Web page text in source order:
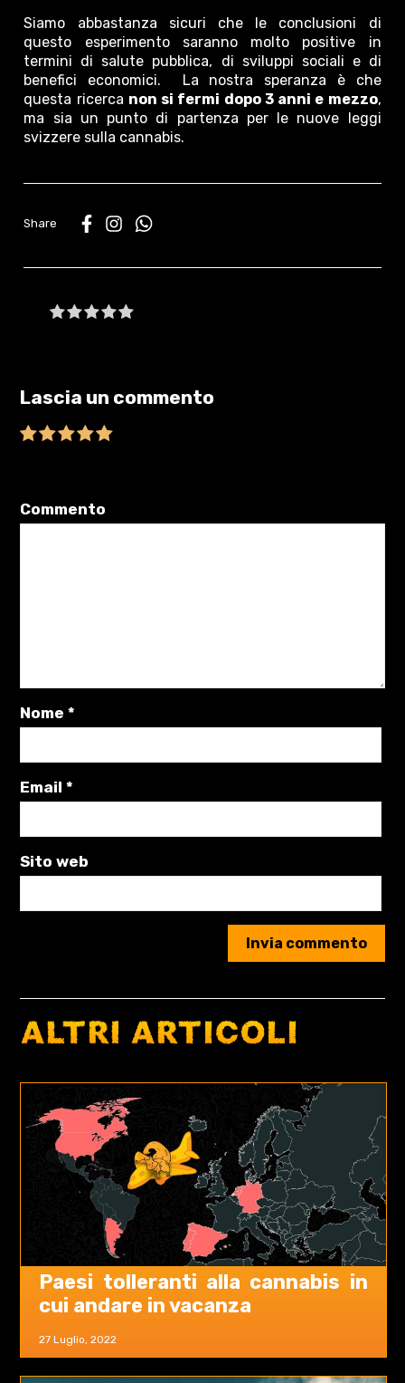
Siamo abbastanza sicuri che le conclusioni di
questo esperimento saranno molto positive in
termini di salute pubblica, di sviluppi sociali e di
benefici economici. La nostra speranza è che
questa ricerca non si fermi dopo 3 anni e mezzo,
ma sia un punto di partenza per le nuove leggi
svizzere sulla cannabis.
Lascia un commento
Commento
Nome*
Email*
Sito web
ALTRI ARTICOLI
27 Luglio, 2022
Paesi tolleranti alla cannabis in
cui andare in vacanza